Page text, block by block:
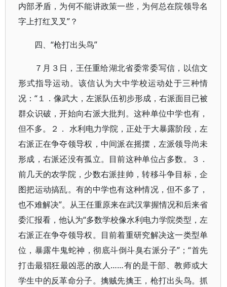
内部矛盾，为何不能讲政策一些，为何总在院领导名
字上打红叉叉”？
四、“枪打出头鸟”
７月３日，王任重给湖北省委常委写信，以信文
形式指导运动。该信认为大中学校运动处于三种情
况：“１．像武大，左派队伍初步形成，右派面目已被
群众识破，开始向右派大批判。这种单位中学也有，
但不多。２． 水利电力学院，正处于大暴露阶段，左
右派正在争夺领导权，中间派在摇摆，左派领导尚未
形成，右派还没有孤立。目前这种单位占多数。３．
前几天的农学院，少数右派挂帅，转移斗争目标，企
图把运动搞乱。有的中学也有这种情况，但不多了，
也不难解决”。从王任重原来在武汉掌握情况和后来省
委汇报看，他认为“多数学校像水利电力学院类型，左
右派正在争夺领导权。目前着重研究解决这一类型单
位，暴露牛鬼蛇神，彻底斗倒斗臭右派分子”；“首先
打击最猖狂最凶恶的敌人……有的是干部、教师或大
学生中的反革命分子。擒贼先擒王，枪打出头鸟。抓